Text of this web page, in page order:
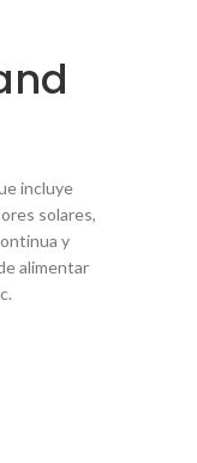
incluye
solares,
y
alimentar